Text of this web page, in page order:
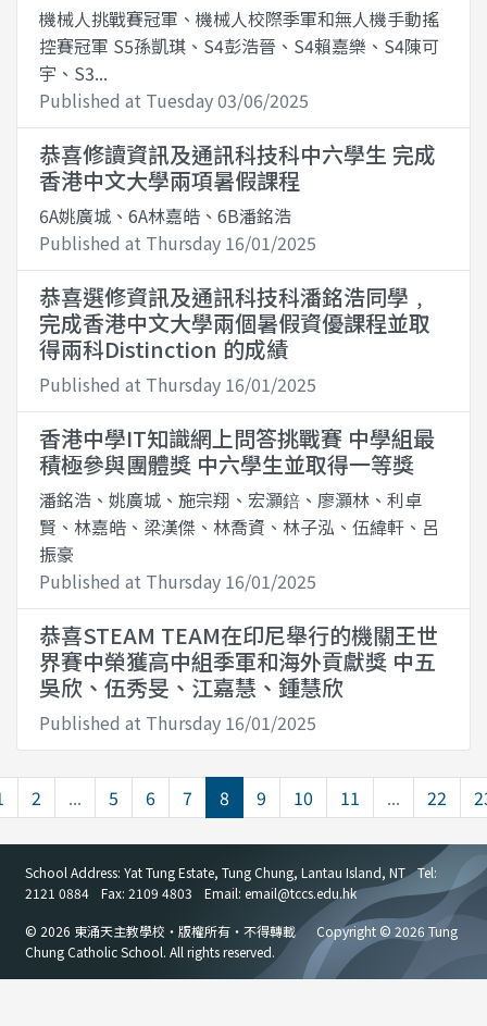
機械人挑戰賽冠軍、機械人校際季軍和無人機手動搖
控賽冠軍 S5孫凱琪、S4彭浩晉、S4賴嘉樂、S4陳可
宇、S3...
Published at Tuesday 03/06/2025
恭喜修讀資訊及通訊科技科中六學生 完成
香港中文大學兩項暑假課程
6A姚廣城、6A林嘉皓、6B潘銘浩
Published at Thursday 16/01/2025
恭喜選修資訊及通訊科技科潘銘浩同學﹐
完成香港中文大學兩個暑假資優課程並取
得兩科Distinction 的成績
Published at Thursday 16/01/2025
香港中學IT知識網上問答挑戰賽 中學組最
積極參與團體獎 中六學生並取得一等獎
潘銘浩、姚廣城、施宗翔、宏灝錇、廖灝林、利卓
賢、林嘉皓、梁漢傑、林喬資、林子泓、伍緯軒、呂
振豪
Published at Thursday 16/01/2025
恭喜STEAM TEAM在印尼舉行的機關王世
界賽中榮獲高中組季軍和海外貢獻獎 中五
吳欣、伍秀旻、江嘉慧、鍾慧欣
Published at Thursday 16/01/2025
2 ... 5 6 7 8 9 10 11 ... 22
School Address: Yat Tung Estate, Tung Chung, Lantau Island, NT
Tel:
2121 0884
Fax: 2109 4803 Email: email@tccs.edu.hk
© 2026 東涌天主教學校・版權所有・不得轉載
Copyright © 2026 Tung
Chung Catholic School. All rights reserved.